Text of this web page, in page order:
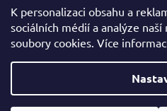
K personalizaci obsahu a
sociálních médií a analýze
soubory cookies. Více
Copyright 2026Rodinný eshop